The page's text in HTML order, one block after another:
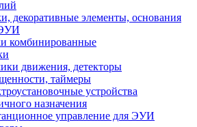
декоративные элементы, основания
комбинированные
движения, детекторы
таймеры
устройства
назначения
управление для ЭУИ